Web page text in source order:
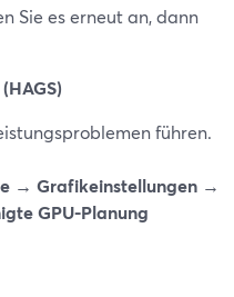
Sie es erneut an, dann
führen.
→ Grafikeinstellungen →
GPU-Planung